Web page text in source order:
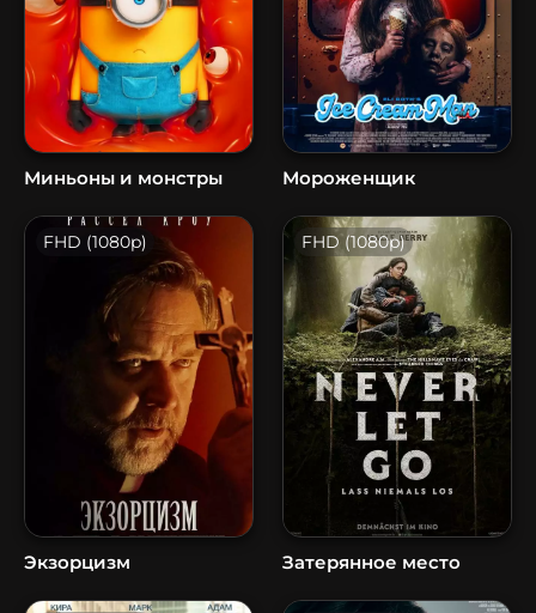
Миньоны и монстры Мороженщик
FHD (1080p)
Экзорцизм
FHD (1080p)
Затерянное место